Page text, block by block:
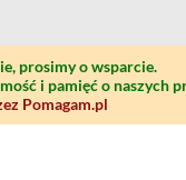
prosimy o wsparcie.
i pamięć o naszych
Pomagam.pl